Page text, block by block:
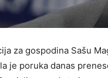
za gospodina Sašu
je poruka danas